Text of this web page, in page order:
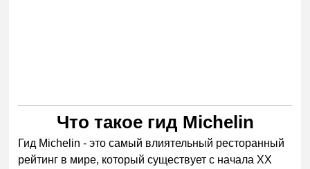
Что такое гид Michelin
Гид Michelin - это самый влиятельный ресторанный
рейтинг в мире, который существует с начала XX